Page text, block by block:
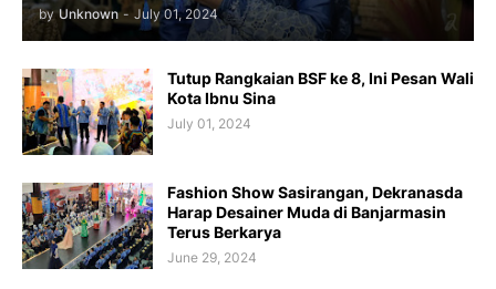
by Unknown - July 01, 2024
Tutup Rangkaian BSF ke 8, Ini Pesan Wali
Kota Ibnu Sina
July 01, 2024
Fashion Show Sasirangan, Dekranasda
Harap Desainer Muda di Banjarmasin
Terus Berkarya
June 29, 2024